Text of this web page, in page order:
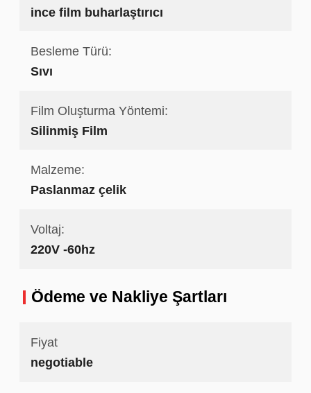
ince film buharlaştırıcı
Besleme Türü:
Sıvı
Film Oluşturma Yöntemi:
Silinmiş Film
Malzeme:
Paslanmaz çelik
Voltaj:
220V -60hz
Ödeme ve Nakliye Şartları
Fiyat
negotiable